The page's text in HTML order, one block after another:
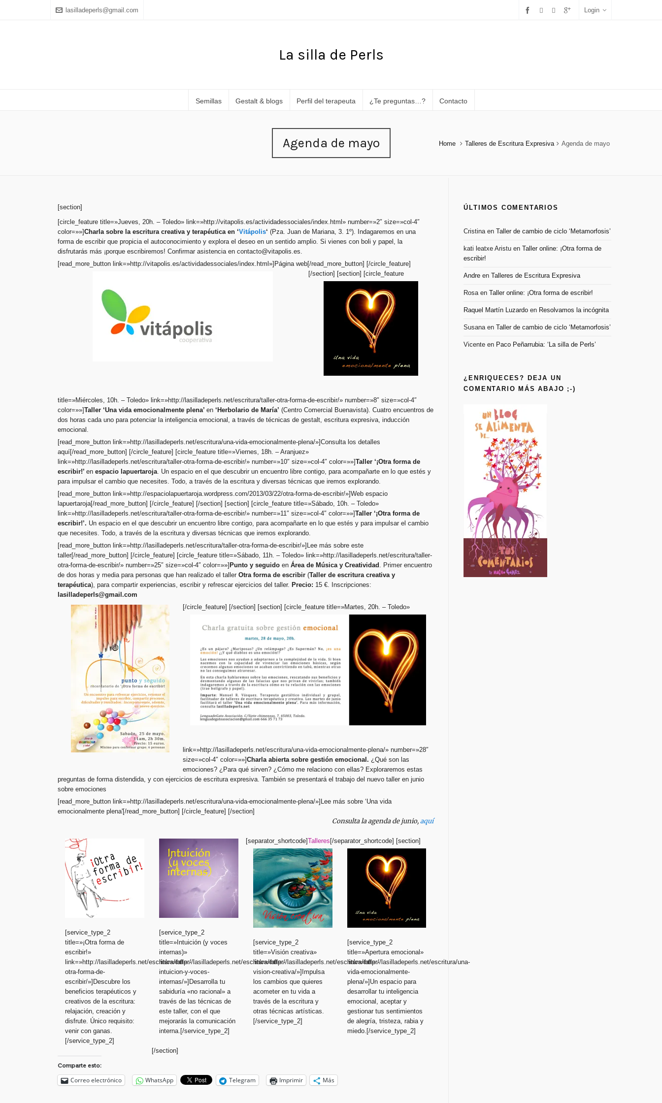
lasilladeperls@gmail.com Login
La silla de Perls
Semillas Gestalt & blogs Perfil del terapeuta ¿Te preguntas…? Contacto
Agenda de mayo Home Talleres de Escritura Expresiva Agenda de mayo
[section]
[circle_feature title=»Jueves, 20h. – Toledo» link=»http://vitapolis.es/actividadessociales/index.html» number=»2″ size=»col-4″
color=»»]Charla sobre la escritura creativa y terapéutica en ‘Vitápolis‘ (Pza. Juan de Mariana, 3. 1º). Indagaremos en una
forma de escribir que propicia el autoconocimiento y explora el deseo en un sentido amplio. Si vienes con boli y papel, la
disfrutarás más ¡porque escribiremos! Confirmar asistencia en contacto@vitapolis.es.
[read_more_button link=»http://vitapolis.es/actividadessociales/index.html»]Página web[/read_more_button] [/circle_feature]
[/section] [section] [circle_feature
title=»Miércoles, 10h. – Toledo» link=»http://lasilladeperls.net/escritura/taller-otra-forma-de-escribir/» number=»8″ size=»col-4″
color=»»]Taller ‘Una vida emocionalmente plena’ en ‘ Herbolario de María’ (Centro Comercial Buenavista). Cuatro encuentros de
dos horas cada uno para potenciar la inteligencia emocional, a través de técnicas de gestalt, escritura expresiva, inducción
emocional.
[read_more_button link=»http://lasilladeperls.net/escritura/una-vida-emocionalmente-plena/»]Consulta los detalles
aquí[/read_more_button] [/circle_feature] [circle_feature title=»Viernes, 18h. – Aranjuez»
link=»http://lasilladeperls.net/escritura/taller-otra-forma-de-escribir/» number=»10″ size=»col-4″ color=»»]Taller ‘¡Otra forma de
escribir!’ en espacio lapuertaroja. Un espacio en el que descubrir un encuentro libre contigo, para acompañarte en lo que estés y
para impulsar el cambio que necesites. Todo, a través de la escritura y diversas técnicas que iremos explorando.
[read_more_button link=»http://espaciolapuertaroja.wordpress.com/2013/03/22/otra-forma-de-escribir/»]Web espacio
lapuertaroja[/read_more_button] [/circle_feature] [/section] [section] [circle_feature title=»Sábado, 10h. – Toledo»
link=»http://lasilladeperls.net/escritura/taller-otra-forma-de-escribir/» number=»11″ size=»col-4″ color=»»]Taller ‘¡Otra forma de
escribir!’. Un espacio en el que descubrir un encuentro libre contigo, para acompañarte en lo que estés y para impulsar el cambio
que necesites. Todo, a través de la escritura y diversas técnicas que iremos explorando.
[read_more_button link=»http://lasilladeperls.net/escritura/taller-otra-forma-de-escribir/»]Lee más sobre este
taller[/read_more_button] [/circle_feature] [circle_feature title=»Sábado, 11h. – Toledo» link=»http://lasilladeperls.net/escritura/taller-
otra-forma-de-escribir/» number=»25″ size=»col-4″ color=»»] Punto y seguido en Área de Música y Creatividad . Primer encuentro
de dos horas y media para personas que han realizado el taller Otra forma de escribir (Taller de escritura creativa y
terapéutica), para compartir experiencias, escribir y refrescar ejercicios del taller. Precio: 15 €. Inscripciones:
lasilladeperls@gmail.com
[/circle_feature] [/section] [section] [circle_feature title=»Martes, 20h. – Toledo»
link=»http://lasilladeperls.net/escritura/una-vida-emocionalmente-plena/» number=»28″
size=»col-4″ color=»»]Charla abierta sobre gestión emocional. ¿Qué son las
emociones? ¿Para qué sirven? ¿Cómo me relaciono con ellas? Exploraremos estas
preguntas de forma distendida, y con ejercicios de escritura expresiva. También se presentará el trabajo del nuevo taller en junio
sobre emociones
[read_more_button link=»http://lasilladeperls.net/escritura/una-vida-emocionalmente-plena/»]Lee más sobre ‘Una vida
emocionalmente plena'[/read_more_button] [/circle_feature] [/section]
Consulta la agenda de junio,aquí
[separator_shortcode]Talleres [/separator_shortcode] [section]
[service_type_2
title=»¡Otra forma de
escribir!»
link=»http://lasilladeperls.net/escritura/taller-
otra-forma-de-
escribir/»]Descubre los
beneficios terapéuticos y
creativos de la escritura:
relajación, creación y
disfrute. Único requisito:
venir con ganas.
[/service_type_2]
[service_type_2
title=»Intuición (y voces
internas)»
link=»http://lasilladeperls.net/escritura/taller-
intuicion-y-voces-
internas/»]Desarrolla tu
sabiduría «no racional» a
través de las técnicas de
este taller, con el que
mejorarás la comunicación
interna.[/service_type_2]
[service_type_2
title=»Visión creativa»
link=»http://lasilladeperls.net/escritura/taller-
vision-creativa/»]Impulsa
los cambios que quieres
acometer en tu vida a
través de la escritura y
otras técnicas artísticas.
[/service_type_2]
[service_type_2
title=»Apertura emocional»
link=»http://lasilladeperls.net/escritura/una-
vida-emocionalmente-
plena/»]Un espacio para
desarrollar tu inteligencia
emocional, aceptar y
gestionar tus sentimientos
de alegría, tristeza, rabia y
miedo.[/service_type_2]
[/section]
Comparte esto:
Correo electrónico WhatsApp Telegram Imprimir Más
ÚLTIMOS COMENTARIOS
CristinaenTaller de cambio de ciclo ‘Metamorfosis’
kati leatxe Aristu enTaller online: ¡Otra forma de
escribir!
Andre enTalleres de Escritura Expresiva
RosaenTaller online: ¡Otra forma de escribir!
Raquel Martín Luzardo en Resolvamos la incógnita
SusanaenTaller de cambio de ciclo ‘Metamorfosis’
Vicente en Paco Peñarrubia: ‘La silla de Perls’
¿ENRIQUECES? DEJA UN
COMENTARIO MÁS ABAJO ;-)